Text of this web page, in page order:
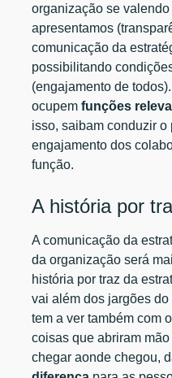
organização se
apresentamos
comunicação da
possibilitando
(engajamento de
ocupemfunções
isso, saibam conduzir o
engajamento dos
função.
A história por
A comunicação da
da organização será
história por traz da
vai além dos jargões
tem a ver também com
coisas que abriram
chegar aonde chegou,